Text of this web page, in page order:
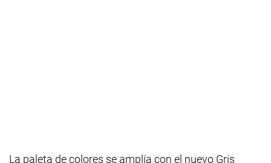
La paleta de colores se amplía con el nuevo Gris